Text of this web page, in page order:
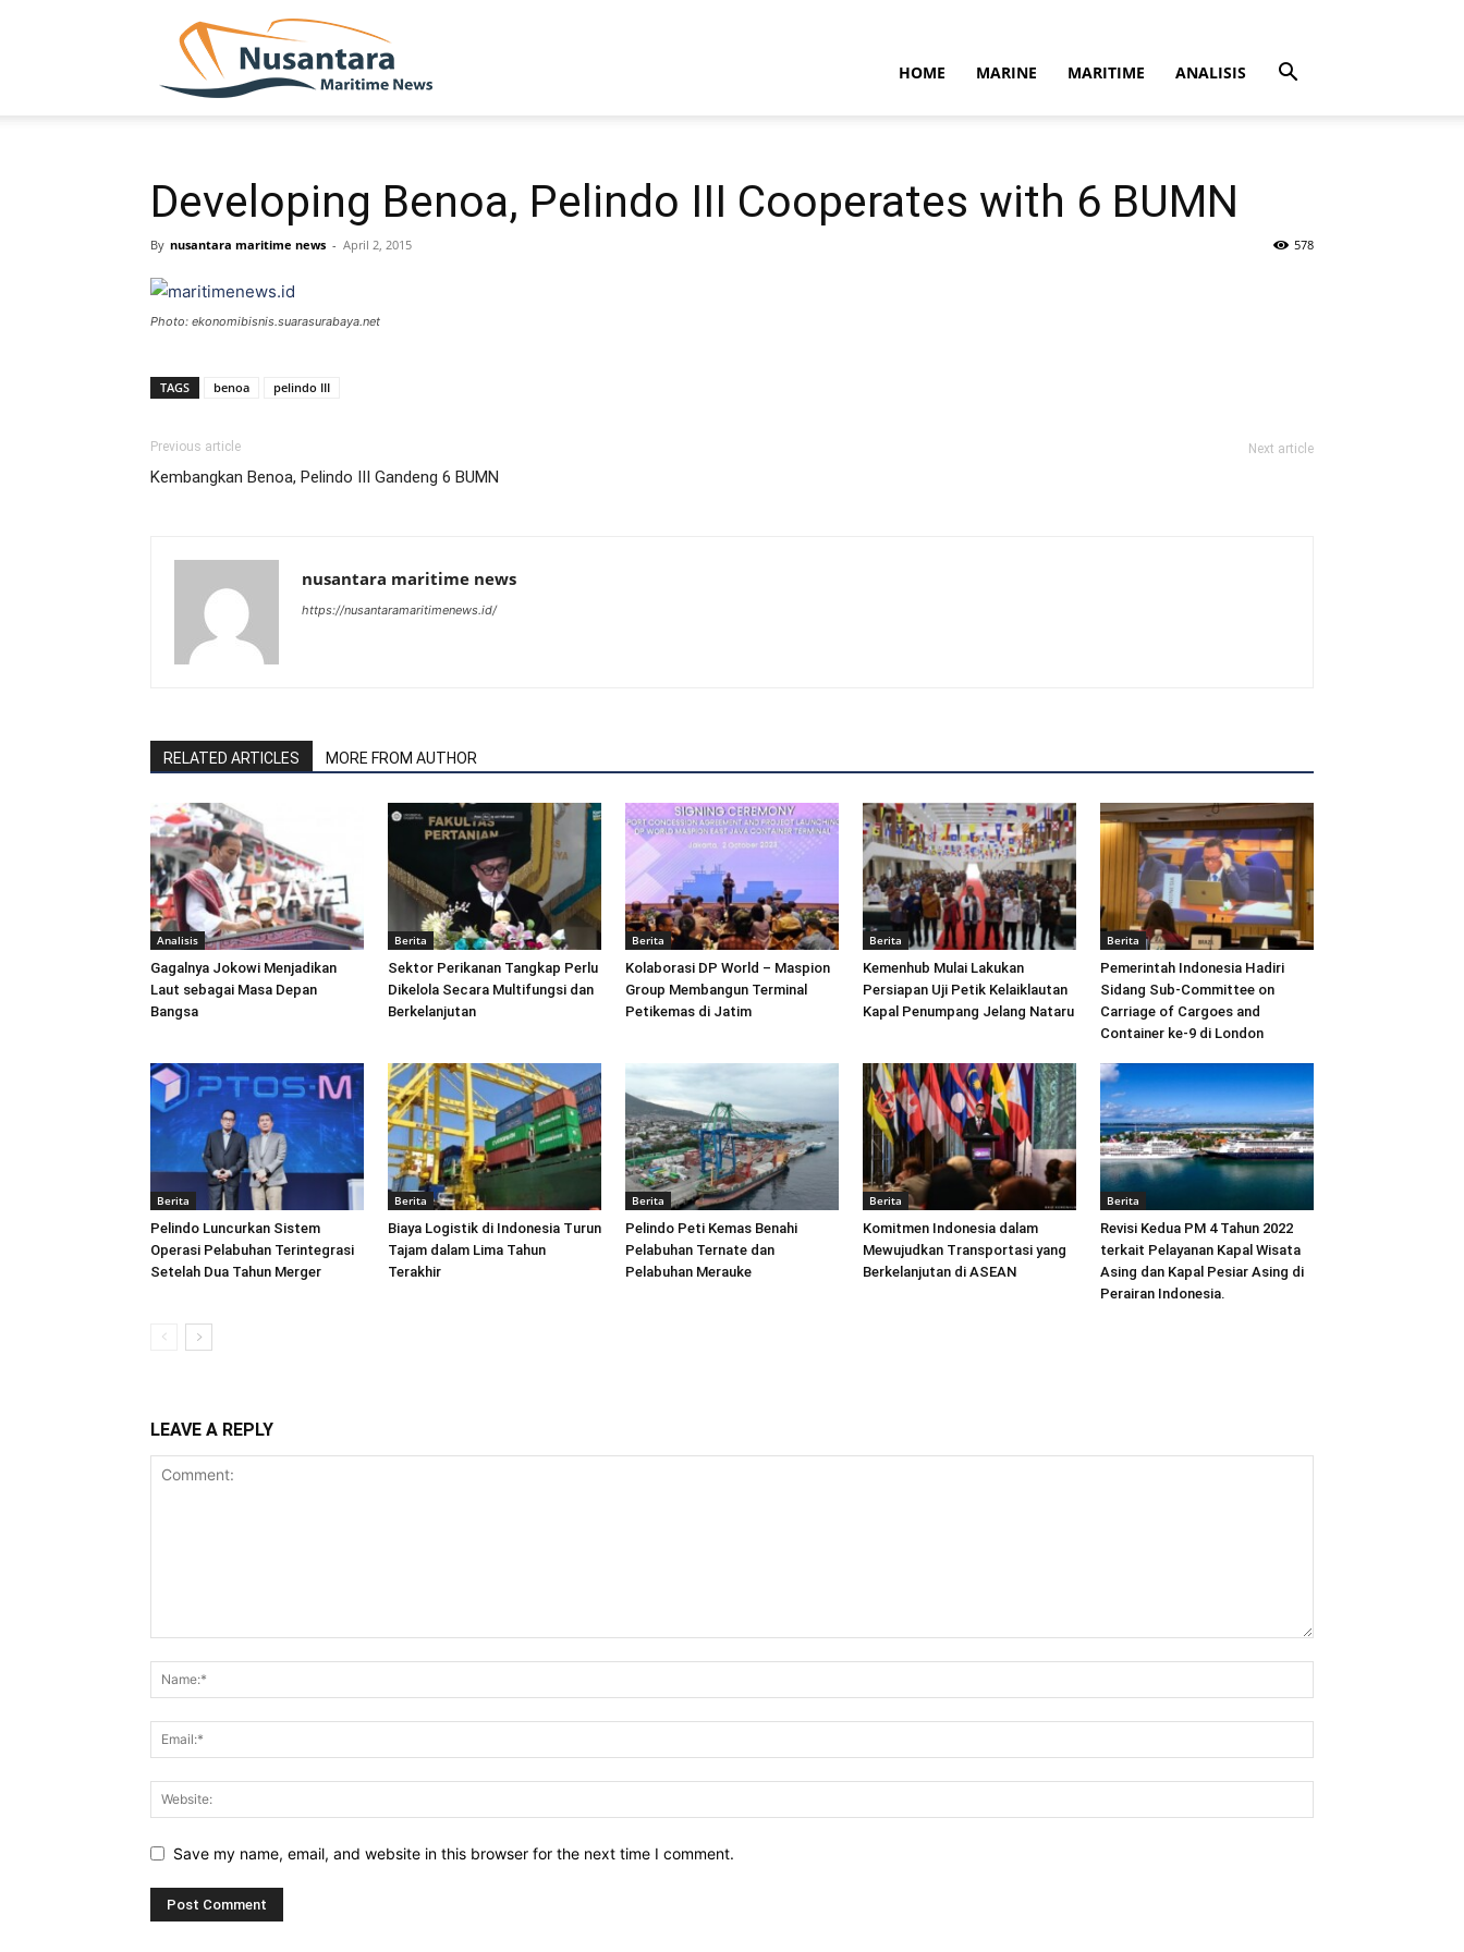
HOME MARINE MARITIME ANALISIS
Developing Benoa, Pelindo III Cooperates with 6 BUMN
By nusantara maritime news - April 2, 2015 578
Photo: ekonomibisnis.suarasurabaya.net
TAGS benoa pelindo III
Previous article
Kembangkan Benoa, Pelindo III Gandeng 6 BUMN
Next article
nusantara maritime news
https://nusantaramaritimenews.id/
RELATED ARTICLES MORE FROM AUTHOR
Analisis
Gagalnya Jokowi Menjadikan
Laut sebagai Masa Depan
Bangsa
Berita
Sektor Perikanan Tangkap Perlu
Dikelola Secara Multifungsi dan
Berkelanjutan
Berita
Kolaborasi DP World – Maspion
Group Membangun Terminal
Petikemas di Jatim
Berita
Kemenhub Mulai Lakukan
Persiapan Uji Petik Kelaiklautan
Kapal Penumpang Jelang Nataru
Berita
Pemerintah Indonesia Hadiri
Sidang Sub-Committee on
Carriage of Cargoes and
Container ke-9 di London
Berita
Pelindo Luncurkan Sistem
Operasi Pelabuhan Terintegrasi
Setelah Dua Tahun Merger
Berita
Biaya Logistik di Indonesia Turun
Tajam dalam Lima Tahun
Terakhir
Berita
Pelindo Peti Kemas Benahi
Pelabuhan Ternate dan
Pelabuhan Merauke
Berita
Komitmen Indonesia dalam
Mewujudkan Transportasi yang
Berkelanjutan di ASEAN
Berita
Revisi Kedua PM 4 Tahun 2022
terkait Pelayanan Kapal Wisata
Asing dan Kapal Pesiar Asing di
Perairan Indonesia.
LEAVE A REPLY
Save my name, email, and website in this browser for the next time I comment.